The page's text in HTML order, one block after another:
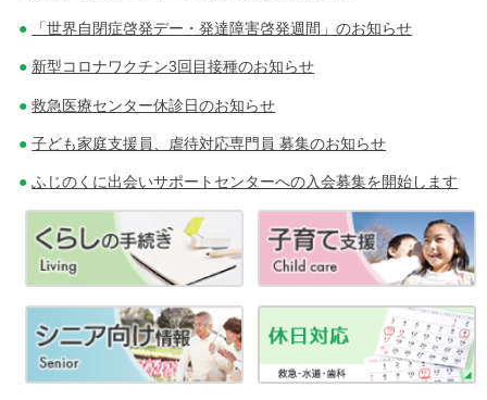
「世界自閉症啓発デー・発達障害啓発週間」のお知らせ
新型コロナワクチン3回目接種のお知らせ
救急医療センター休診日のお知らせ
子ども家庭支援員、虐待対応専門員 募集のお知らせ
ふじのくに出会いサポートセンターへの入会募集を開始します